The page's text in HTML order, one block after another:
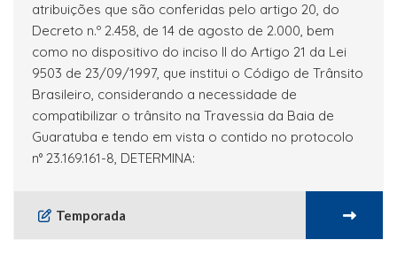
atribuições que são conferidas pelo artigo 20, do
Decreto n.º 2.458, de 14 de agosto de 2.000, bem
como no dispositivo do inciso II do Artigo 21 da Lei
9503 de 23/09/1997, que institui o Código de Trânsito
Brasileiro, considerando a necessidade de
compatibilizar o trânsito na Travessia da Baia de
Guaratuba e tendo em vista o contido no protocolo
n° 23.169.161-8, DETERMINA:
Temporada